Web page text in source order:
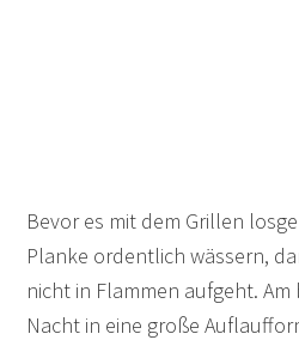
Bevor es mit dem Grillen
Planke ordentlich wässern,
nicht in Flammen aufgeht.
Nacht in eine große